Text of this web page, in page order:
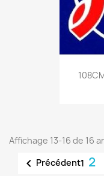
Affichage 13-16 de 16
 Précédent1 2